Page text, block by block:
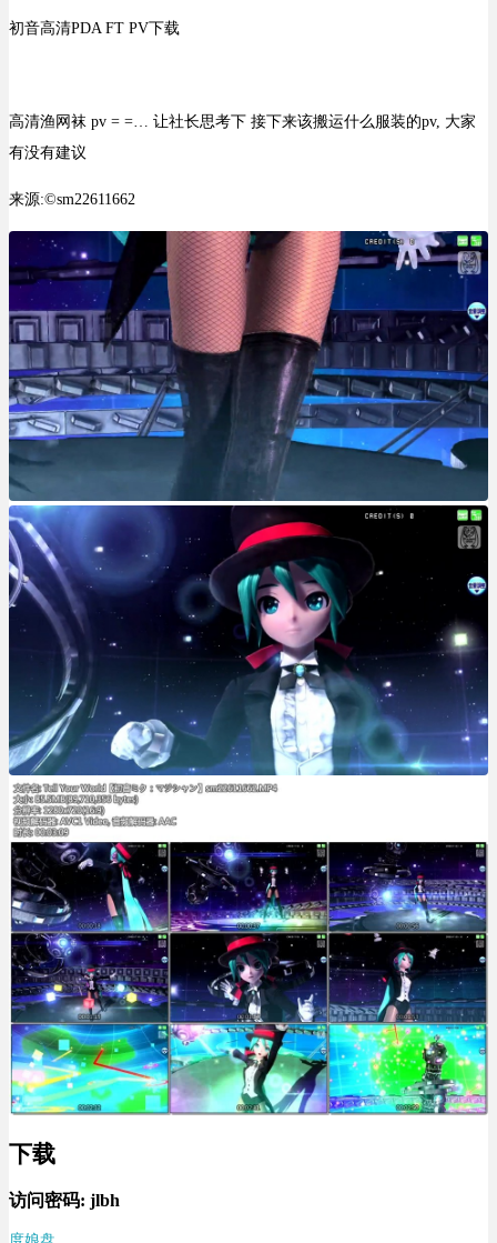
初音高清PDA FT PV下载
高清渔网袜 pv = =… 让社长思考下 接下来该搬运什么服装的pv, 大家
有没有建议
来源:©sm22611662
下载
访问密码: jlbh